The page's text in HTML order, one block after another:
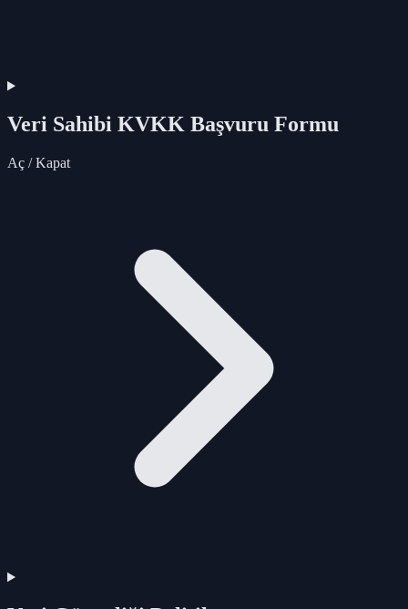
Veri Sahibi KVKK Başvuru Formu
Aç / Kapat